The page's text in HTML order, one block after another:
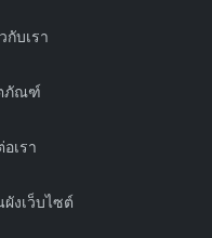
กับเรา
ภัณฑ์
เรา
ผังเว็บไซต์